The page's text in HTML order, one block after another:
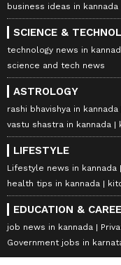
business ideas in kannada
SCIENCE &
technology news in
science and tech news
ASTROLOGY
rashi bhavishya in kannada
vastu shastra in kannada
LIFESTYLE
Lifestyle news in kannada
health tips in kannada
EDUCATION &
job news in kannada
Government jobs in